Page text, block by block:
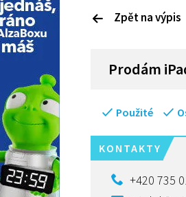
Zpět na výpis
Prodám
Použité
KONTAKTY
+420 735